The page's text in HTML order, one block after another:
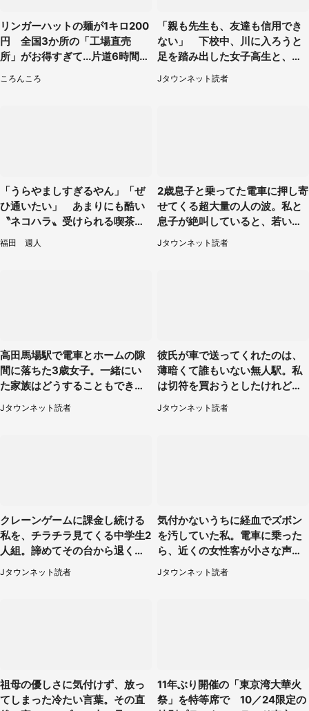
リンガーハットの麺が1キロ200
円 全国3か所の「工場直売
所」がお得すぎて...片道6時間か
ころんころ
「親も先生も、友達も信用でき
ない」 下校中、川に入ろうと
足を踏み出した女子高生と、彼
女を止めた予想外の存在
Jタウンネット読者
「うらやましすぎるやん」「ぜ
ひ通いたい」 あまりにも酷い
〝ネコハラ〟受けられる喫茶店
に5.3万人驚がく
福田 週人
2歳息子と乗ってた電車に押し寄
せてくる超大量の人の波。私と
息子が絶叫していると、若いカ
ップルの乗客が...（東京都・60
代女性）
Jタウンネット読者
高田馬場駅で電車とホームの隙
間に落ちた3歳女子。一緒にい
た家族はどうすることもできな
くて...（埼玉県・50代女性）
Jタウンネット読者
彼氏が車で送ってくれたのは、
薄暗くて誰もいない無人駅。私
は切符を買おうとしたけれど
（山形県・20代女性）
Jタウンネット読者
クレーンゲームに課金し続ける
私を、チラチラ見てくる中学生2
人組。諦めてその台から退く
と、後ろから声が（東京都・40
代女性）
Jタウンネット読者
気付かないうちに経血でズボン
を汚していた私。電車に乗った
ら、近くの女性客が小さな声で
（千葉県・10代女性）
Jタウンネット読者
祖母の優しさに気付けず、放っ
てしまった冷たい言葉。その直
11年ぶり開催の「東京湾大華火
祭」を特等席で 10／24限定の